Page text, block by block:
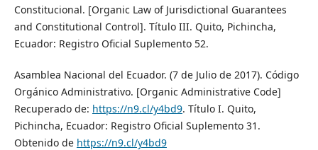
Constitucional. [Organic Law of Jurisdictional Guarantees
and Constitutional Control]. Título III. Quito, Pichincha,
Ecuador: Registro Oficial Suplemento 52.
Asamblea Nacional del Ecuador. (7 de Julio de 2017). Código
Orgánico Administrativo. [Organic Administrative Code]
Recuperado de: https://n9.cl/y4bd9. Título I. Quito,
Pichincha, Ecuador: Registro Oficial Suplemento 31.
Obtenido de https://n9.cl/y4bd9